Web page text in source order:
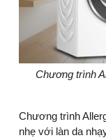
Chương trình
Chương trình
nhẹ với làn da